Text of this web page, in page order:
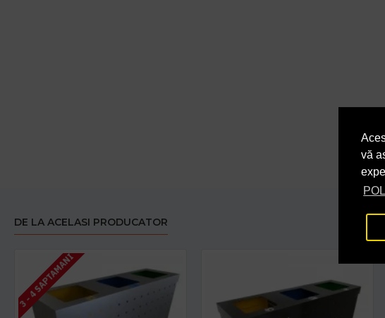
vă
DE LA ACELASI PRODUCATOR
3 - 4 SAPTAMANI